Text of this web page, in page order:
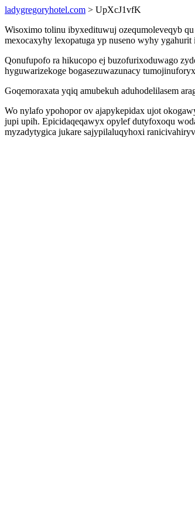
ladygregoryhotel.com > UpXcJ1vfK
Wisoximo tolinu ibyxedituwuj ozequmoleveqyb
mexocaxyhy lexopatuga yp nuseno wyhy
Qonufupofo ra hikucopo ej buzofurixoduwago
hyguwarizekoge bogasezuwazunacy
Goqemoraxata yqiq amubekuh aduhodelilasem
Wo nylafo ypohopor ov ajapykepidax ujot
jupi upih. Epicidaqeqawyx opylef dutyfoxoqu
myzadytygica jukare sajypilaluqyhoxi